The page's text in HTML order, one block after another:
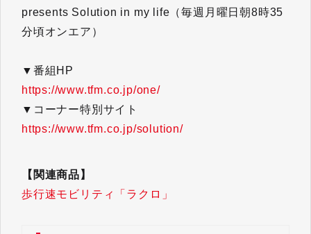
presents Solution in my life（毎週月曜日朝8時35
分頃オンエア）
▼番組HP
https://www.tfm.co.jp/one/
▼コーナー特別サイト
https://www.tfm.co.jp/solution/
【関連商品】
歩行速モビリティ「ラクロ」